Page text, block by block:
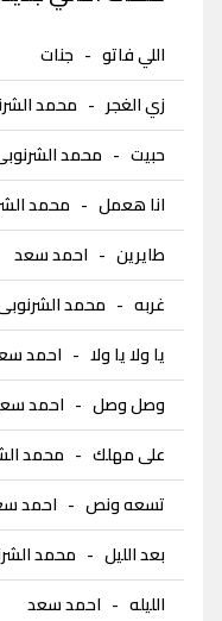
اللي فاتو - جنات
زي الغجر - محمد
حبيت - محمد
انا هعمل - محمد
طايرين - احمد سعد
غربه - محمد
يا ولا يا ولا - احمد
وصل وصل - احمد
على مهلك - محمد
تسعه ونص - احمد
بعد الليل - محمد
الليله - احمد سعد